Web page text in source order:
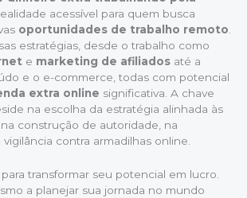
acessível para quem busca
oportunidades de trabalho remoto
estratégias, desde o trabalho como
e marketing de afiliados até a
e o e-commerce, todas com potencial
extra online significativa. A chave
na escolha da estratégia alinhada às
construção de autoridade, na
contra armadilhas online.
transformar seu potencial em lucro.
a planejar sua jornada no mundo